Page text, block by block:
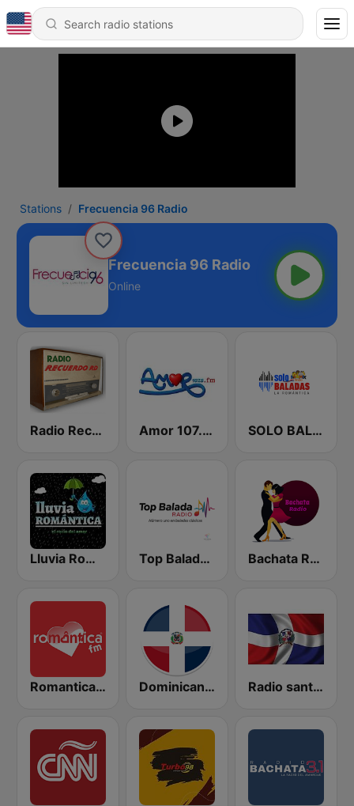
Stations Frecuencia 96 Radio
Frecuencia 96 Radio
Online
Radio Recuerdos RD Amor 107.5 FM SOLO BALADAS
Lluvia Romántica Top Balada Radio Bachata Radio
Romantica FM Dominicana 041 Radio santo Domingo 106.5